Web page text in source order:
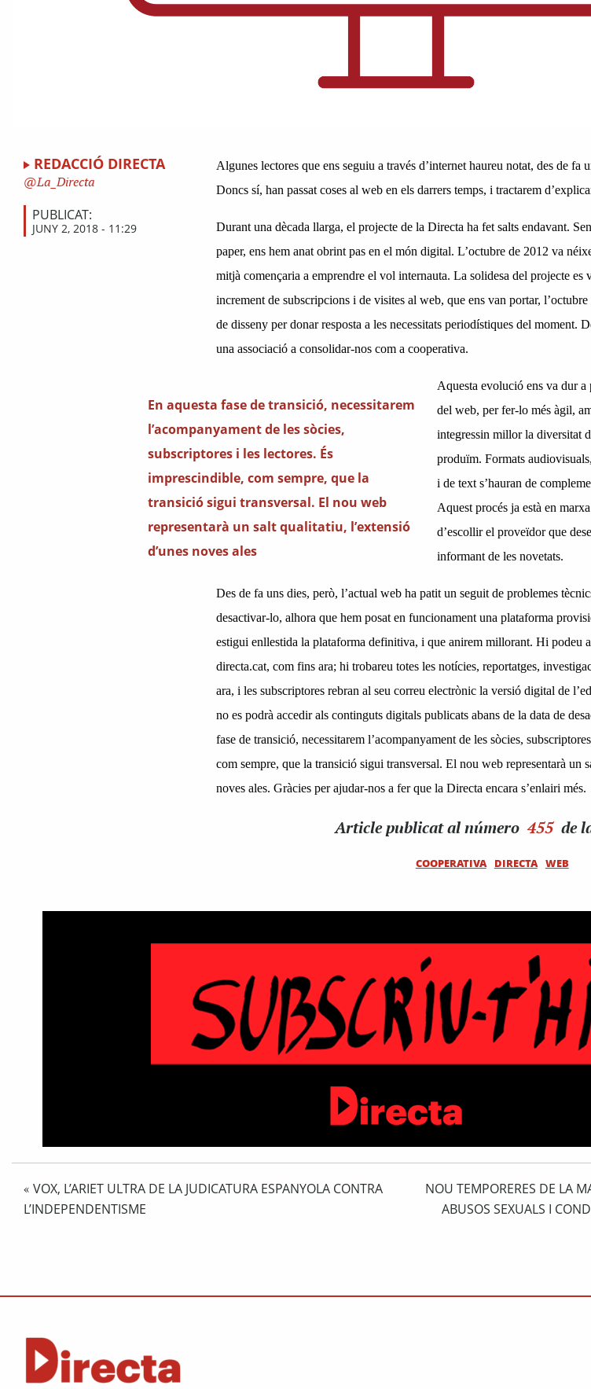
REDACCIÓ DIRECTA
La_Directa
PUBLICAT:
JUNY 2, 2018 - 11:29
Algunes lectores que ens seguiu a través d’internet haureu notat, des de fa
Doncs sí, han passat coses al web en els darrers temps, i tractarem
Durant una dècada llarga, el projecte de la Directa ha fet salts endavant.
paper, ens hem anat obrint pas en el món digital. L’octubre de 2012 va
mitjà començaria a emprendre el vol internauta. La solidesa del projecte es
increment de subscripcions i de visites al web, que ens van portar,
de disseny per donar resposta a les necessitats periodístiques del moment.
una associació a consolidar-nos com a cooperativa.
En aquesta fase de transició, necessitarem
l’acompanyament de les sòcies,
subscriptores i les lectores. És
imprescindible, com sempre, que la
transició sigui transversal. El nou web
representarà un salt qualitatiu, l’extensió
d’unes noves ales
Aquesta evolució ens va dur
del web, per fer-lo més àgil,
integressin millor la diversitat
produïm. Formats
i de text s’hauran de
Aquest procés ja està en
d’escollir el proveïdor que
informant de les novetats.
Des de fa uns dies, però, l’actual web ha patit un seguit de problemes
desactivar-lo, alhora que hem posat en funcionament una plataforma
estigui enllestida la plataforma definitiva, i que anirem millorant. Hi podeu
directa.cat, com fins ara; hi trobareu totes les notícies, reportatges,
ara, i les subscriptores rebran al seu correu electrònic la versió digital de
no es podrà accedir als continguts digitals publicats abans de la data de
fase de transició, necessitarem l’acompanyament de les sòcies,
com sempre, que la transició sigui transversal. El nou web representarà un
noves ales. Gràcies per ajudar-nos a fer que la Directa encara s’enlairi més.
Articlepublicat al número 455 de
COOPERATIVA DIRECTA WEB
« VOX, L’ARIET ULTRA DE LA JUDICATURA ESPANYOLA CONTRA
L’INDEPENDENTISME
NOU TEMPORERES DE LA
ABUSOS SEXUALS I